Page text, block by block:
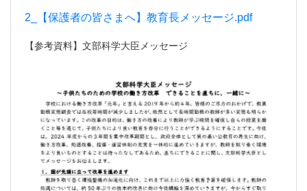
2_【保護者の皆さまへ】教育長メッセージ.pdf
【参考資料】文部科学大臣メッセージ